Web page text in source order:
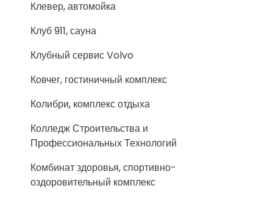
Клевер, автомойка
Клуб 911, сауна
Клубный сервис Volvo
Ковчег, гостиничный комплекс
Колибри, комплекс отдыха
Колледж Строительства и
Профессиональных Технологий
Комбинат здоровья, спортивно-
оздоровительный комплекс